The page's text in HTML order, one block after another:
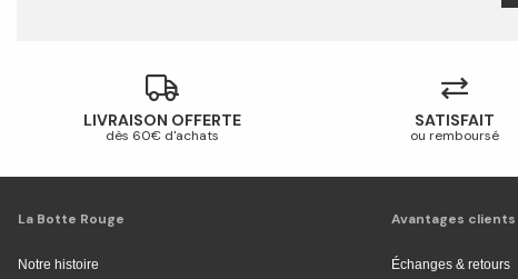
LIVRAISON OFFERTE
dès 60€ d'achats
SATISFAIT
ou remboursé
La Botte Rouge
Notre histoire
Avantages clients
Échanges & retours